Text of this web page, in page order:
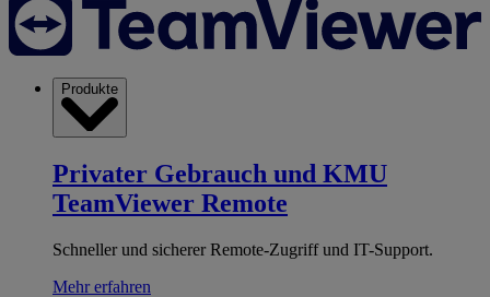
Produkte
Privater Gebrauch und KMU
TeamViewer Remote
Schneller und sicherer Remote-Zugriff und IT-Support.
Mehr erfahren